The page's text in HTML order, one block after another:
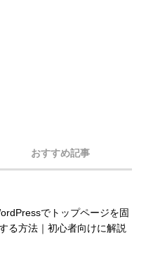
おすすめ記事
でトップページを固
る方法｜初心者向けに解説
ング 2024 受賞のお知ら